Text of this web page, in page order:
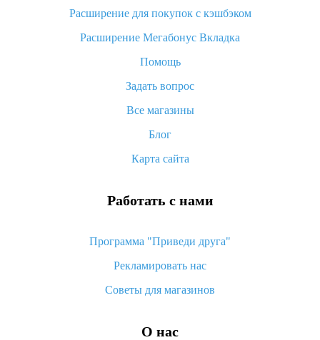
«AliExpress Standard Shipping»: что это за метод доставки и
как его отслеживать
Как покупать оптом на Алиэкспресс
Что делать, если не пришел товар с Алиэкспресс
возврата денег
Расширение для покупок с кэшбэком
Расширение Мегабонус Вкладка
Помощь
Задать вопрос
Все магазины
Блог
Карта сайта
Работать с нами
Программа "Приведи друга"
Рекламировать нас
Советы для магазинов
О нас